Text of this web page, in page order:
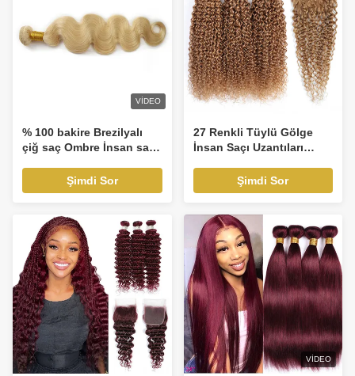
VIDEO
% 100 bakire Brezilyalı
çiğ saç Ombre İnsan saç
paketleri örgü
Şimdi Sor
27 Renkli Tüylü Gölge
İnsan Saçı Uzantıları
100g/BundleŞimdi Sor
VIDEO